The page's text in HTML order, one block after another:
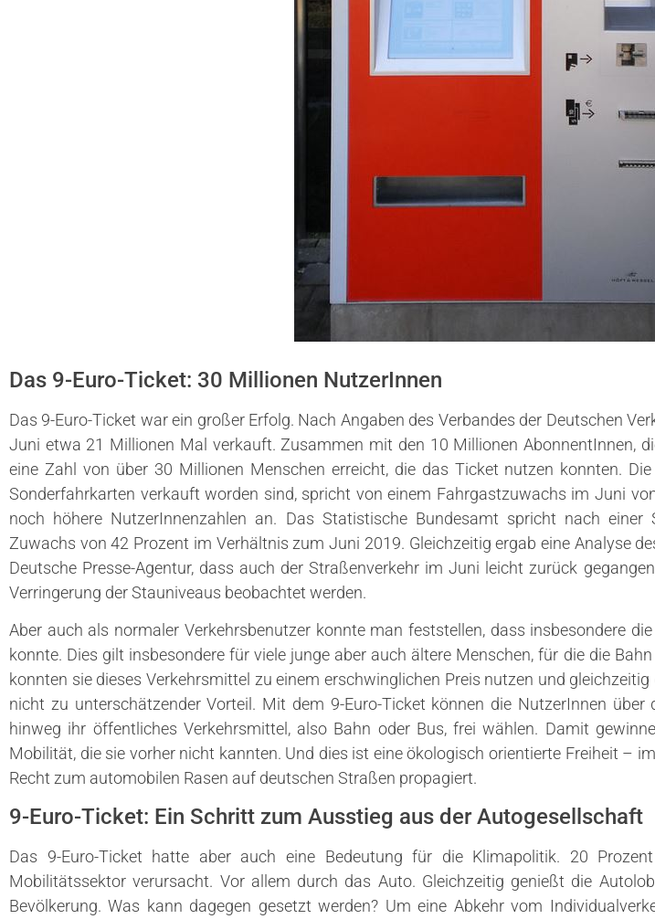
Das 9-Euro-Ticket: 30 Millionen NutzerInnen
Das 9-Euro-Ticket war ein großer Erfolg. Nach Angaben des Verbandes der Deutschen
Juni etwa 21 Millionen Mal verkauft. Zusammen mit den 10 Millionen AbonnentInnen,
eine Zahl von über 30 Millionen Menschen erreicht, die das Ticket nutzen konnten.
Sonderfahrkarten verkauft worden sind, spricht von einem Fahrgastzuwachs im Juni
noch höhere NutzerInnenzahlen an. Das Statistische Bundesamt spricht nach
Zuwachs von 42 Prozent im Verhältnis zum Juni 2019. Gleichzeitig ergab eine Analyse
Deutsche Presse-Agentur, dass auch der Straßenverkehr im Juni leicht zurück
Verringerung der Stauniveaus beobachtet werden.
Aber auch als normaler Verkehrsbenutzer konnte man feststellen, dass insbesondere
konnte. Dies gilt insbesondere für viele junge aber auch ältere Menschen, für die die
konnten sie dieses Verkehrsmittel zu einem erschwinglichen Preis nutzen und
nicht zu unterschätzender Vorteil. Mit dem 9-Euro-Ticket können die NutzerInnen über
hinweg ihr öffentliches Verkehrsmittel, also Bahn oder Bus, frei wählen. Damit
Mobilität, die sie vorher nicht kannten. Und dies ist eine ökologisch orientierte Freiheit – im
Recht zum automobilen Rasen auf deutschen Straßen propagiert.
9-Euro-Ticket: Ein Schritt zum Ausstieg aus der Autogesellschaft
Das 9-Euro-Ticket hatte aber auch eine Bedeutung für die Klimapolitik. 20
Mobilitätssektor verursacht. Vor allem durch das Auto. Gleichzeitig genießt die
Bevölkerung. Was kann dagegen gesetzt werden? Um eine Abkehr vom